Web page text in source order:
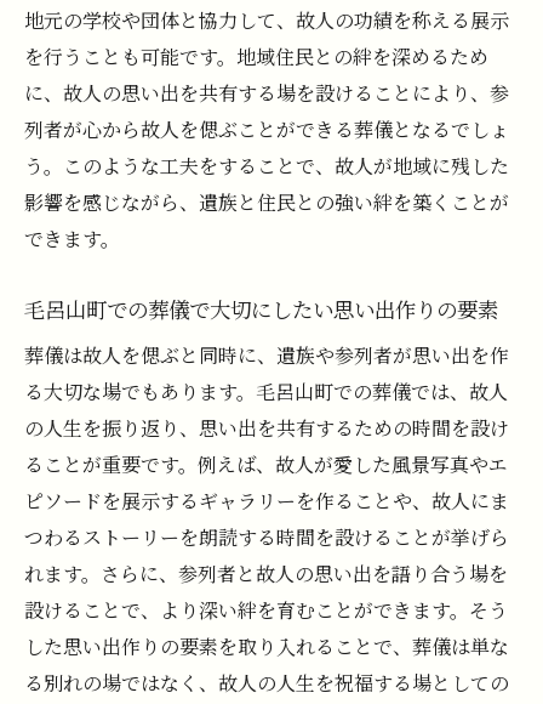
地元の学校や団体と協力して、故人の功績を称える展示
を行うことも可能です。地域住民との絆を深めるため
に、故人の思い出を共有する場を設けることにより、参
列者が心から故人を偲ぶことができる葬儀となるでしょ
う。このような工夫をすることで、故人が地域に残した
影響を感じながら、遺族と住民との強い絆を築くことが
できます。
毛呂山町での葬儀で大切にしたい思い出作りの要素
葬儀は故人を偲ぶと同時に、遺族や参列者が思い出を作
る大切な場でもあります。毛呂山町での葬儀では、故人
の人生を振り返り、思い出を共有するための時間を設け
ることが重要です。例えば、故人が愛した風景写真やエ
ピソードを展示するギャラリーを作ることや、故人にま
つわるストーリーを朗読する時間を設けることが挙げら
れます。さらに、参列者と故人の思い出を語り合う場を
設けることで、より深い絆を育むことができます。そう
した思い出作りの要素を取り入れることで、葬儀は単な
る別れの場ではなく、故人の人生を祝福する場としての